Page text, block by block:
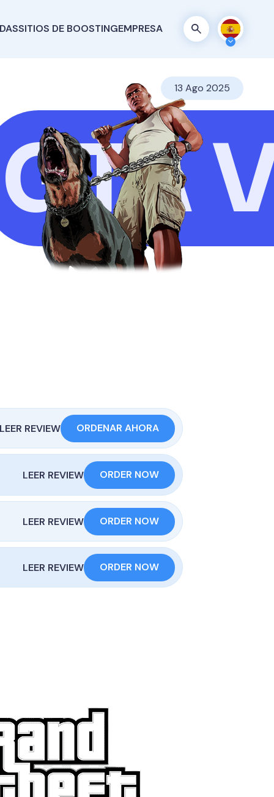
SITIOS DE BOOSTINGEMPRESA
13 Ago 2025
GTA
LEER REVIEW ORDENAR AHORA
LEER REVIEW ORDER NOW
LEER REVIEW ORDER NOW
LEER REVIEW ORDER NOW